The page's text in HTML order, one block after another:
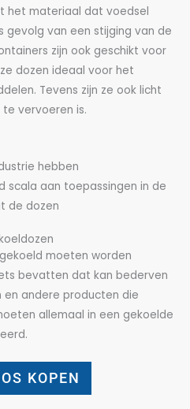
het materiaal dat voedsel
van een stijging van de
zijn ook geschikt voor
dozen ideaal voor het
Tevens zijn ze ook licht
vervoeren is.
hebben
scala aan toepassingen in de
de dozen
moeten worden
bevatten dat kan bederven
en andere producten die
allemaal in een gekoelde
KOPEN